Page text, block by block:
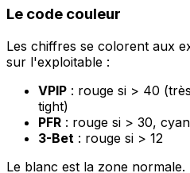
Le code couleur
Les chiffres se colorent aux
sur l'exploitable :
VPIP : rouge si > 40
tight)
PFR : rouge si > 30,
3-Bet : rouge si > 12
Le blanc est la zone